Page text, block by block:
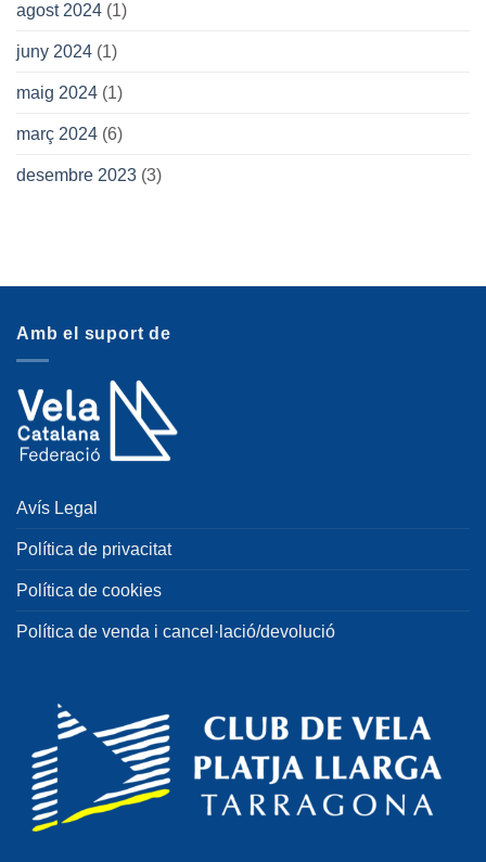
agost 2024 (1)
juny 2024 (1)
maig 2024 (1)
març 2024 (6)
desembre 2023 (3)
Amb el suport de
Avís Legal
Política de privacitat
Política de cookies
Política de venda i cancel·lació/devolució